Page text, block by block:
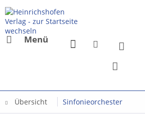
Menü
Übersicht Sinfonieorchester